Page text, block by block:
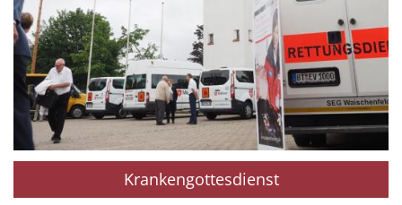
Krankengottesdienst